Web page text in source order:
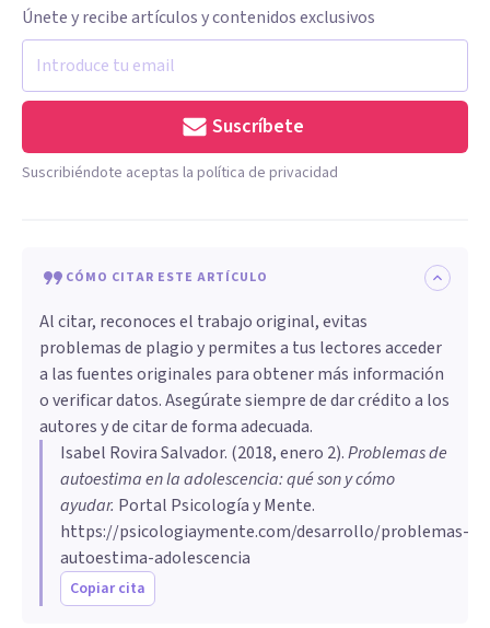
Únete y recibe artículos y contenidos exclusivos
Suscríbete
Suscribiéndote aceptas la política de privacidad
CÓMO CITAR ESTE ARTÍCULO
Al citar, reconoces el trabajo original, evitas
problemas de plagio y permites a tus lectores acceder
a las fuentes originales para obtener más información
o verificar datos. Asegúrate siempre de dar crédito a los
autores y de citar de forma adecuada.
Isabel Rovira Salvador. (2018, enero 2).Problemas de
autoestima en la adolescencia: qué son y cómo
ayudar. Portal Psicología y Mente.
https://psicologiaymente.com/desarrollo/problemas-
autoestima-adolescencia
Copiar cita